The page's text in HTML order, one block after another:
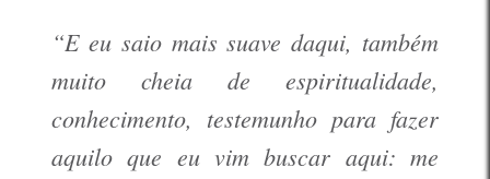
“E eu saio mais suave daqui, também
muito cheia de espiritualidade,
conhecimento, testemunho para fazer
aquilo que eu vim buscar aqui: me